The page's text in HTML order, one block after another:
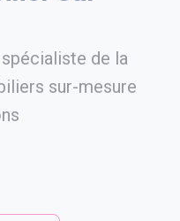
de la
sur-mesure